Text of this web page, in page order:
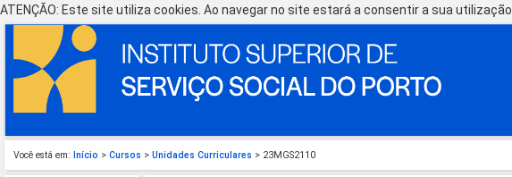
ATENÇÃO: Este site utiliza cookies. Ao navegar no site estará a consentir a sua utilização.
Você está em: Início > Cursos > Unidades Curriculares > 23MGS2110